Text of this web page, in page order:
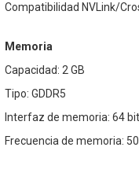
Compatibilidad NVLink/
Memoria
Capacidad: 2 GB
Tipo: GDDR5
Interfaz de memoria: 64
Frecuencia de memoria: